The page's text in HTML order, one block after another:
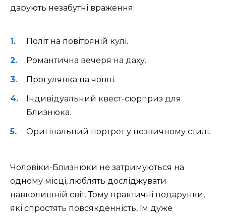
дарують незабутні враження:
Політ на повітряній кулі.
Романтична вечеря на даху.
Прогулянка на човні.
Індивідуальний квест-сюрприз для
Близнюка.
Оригінальний портрет у незвичному стилі.
Чоловіки-Близнюки не затримуються на
одному місці, люблять досліджувати
навколишній світ. Тому практичні подарунки,
які спростять повсякденність, їм дуже